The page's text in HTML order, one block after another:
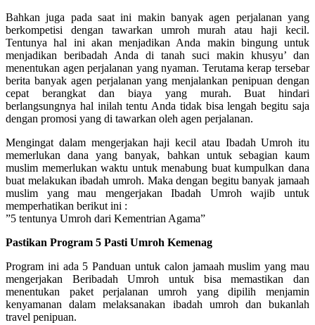
Bahkan juga pada saat ini makin banyak agen perjalanan yang
berkompetisi dengan tawarkan umroh murah atau haji kecil.
Tentunya hal ini akan menjadikan Anda makin bingung untuk
menjadikan beribadah Anda di tanah suci makin khusyu’ dan
menentukan agen perjalanan yang nyaman. Terutama kerap tersebar
berita banyak agen perjalanan yang menjalankan penipuan dengan
cepat berangkat dan biaya yang murah. Buat hindari
berlangsungnya hal inilah tentu Anda tidak bisa lengah begitu saja
dengan promosi yang di tawarkan oleh agen perjalanan.
Mengingat dalam mengerjakan haji kecil atau Ibadah Umroh itu
memerlukan dana yang banyak, bahkan untuk sebagian kaum
muslim memerlukan waktu untuk menabung buat kumpulkan dana
buat melakukan ibadah umroh. Maka dengan begitu banyak jamaah
muslim yang mau mengerjakan Ibadah Umroh wajib untuk
memperhatikan berikut ini :
”5 tentunya Umroh dari Kementrian Agama”
Pastikan Program 5 Pasti Umroh Kemenag
Program ini ada 5 Panduan untuk calon jamaah muslim yang mau
mengerjakan Beribadah Umroh untuk bisa memastikan dan
menentukan paket perjalanan umroh yang dipilih menjamin
kenyamanan dalam melaksanakan ibadah umroh dan bukanlah
travel penipuan.